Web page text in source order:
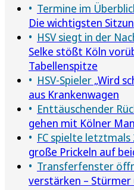
Termine im
Die wichtigsten
HSV siegt in der
Selke stößt Köln
Tabellenspitze
HSV-Spieler „Wird
aus Krankenwagen
Enttäuschender
gehen mit Kölner
FC spielte
große Prickeln auf
Transferfenster
verstärken –